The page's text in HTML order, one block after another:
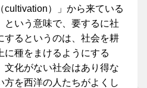
cultivation）」から来ている
という意味で、要するに社
するというのは、社会を耕
に種をまけるようにする
文化がない社会はあり得な
方を西洋の人たちがよくし